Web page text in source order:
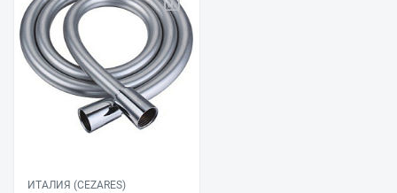
ИТАЛИЯ (CEZARES)